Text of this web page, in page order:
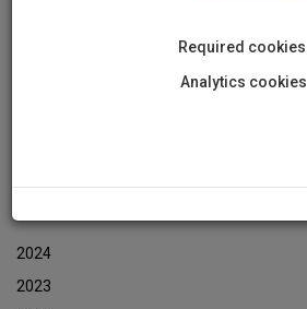
2024
2023
Required cookies
Analytics cookies